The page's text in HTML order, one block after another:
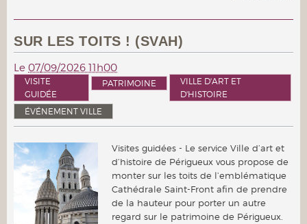
SUR LES TOITS ! (SVAH)
Le 07/09/2026 11h00
VISITE
GUIDÉE
PATRIMOINE
VILLE D'ART ET
D'HISTOIRE
ÉVÉNEMENT VILLE
Visites guidées - Le service Ville d’art et
d’histoire de Périgueux vous propose de
monter sur les toits de l’emblématique
Cathédrale Saint-Front afin de prendre
de la hauteur pour porter un autre
regard sur le patrimoine de Périgueux.